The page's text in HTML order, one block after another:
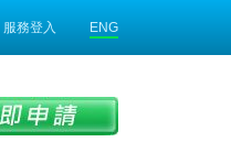
服務登入 ENG